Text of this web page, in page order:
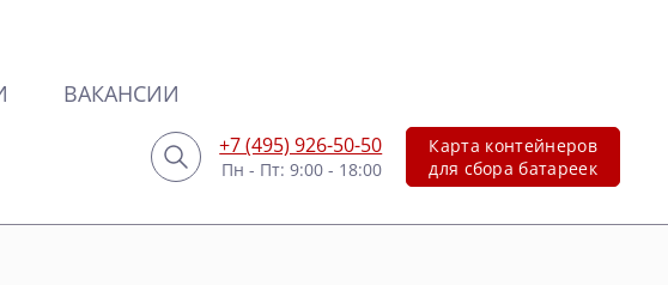
ВАКАНСИИ
+7 (495) 926-50-50
Пн - Пт: 9:00 - 18:00
Карта контейнеров
для сбора батареек